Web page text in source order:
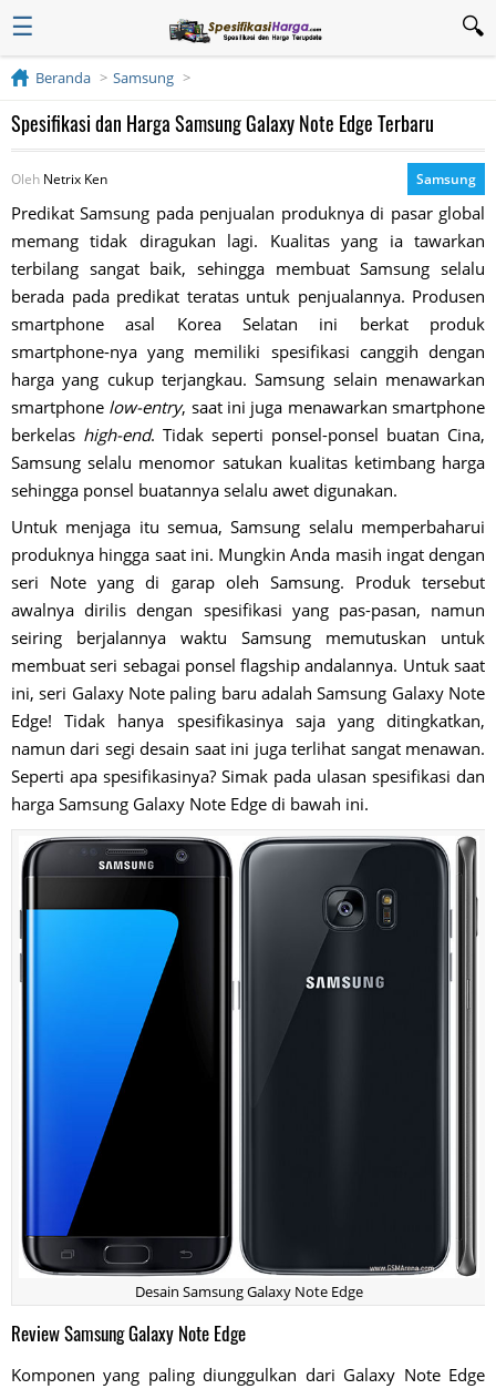
☰
Beranda Samsung
Spesifikasi dan Harga Samsung Galaxy Note Edge Terbaru
Oleh Netrix Ken Samsung
Predikat Samsung pada penjualan produknya di pasar global
memang tidak diragukan lagi. Kualitas yang ia tawarkan
terbilang sangat baik, sehingga membuat Samsung selalu
berada pada predikat teratas untuk penjualannya. Produsen
smartphone asal Korea Selatan ini berkat produk
smartphone-nya yang memiliki spesifikasi canggih dengan
harga yang cukup terjangkau. Samsung selain menawarkan
smartphone low-entry, saat ini juga menawarkan smartphone
berkelas high-end. Tidak seperti ponsel-ponsel buatan Cina,
Samsung selalu menomor satukan kualitas ketimbang harga
sehingga ponsel buatannya selalu awet digunakan.
Untuk menjaga itu semua, Samsung selalu memperbaharui
produknya hingga saat ini. Mungkin Anda masih ingat dengan
seri Note yang di garap oleh Samsung. Produk tersebut
awalnya dirilis dengan spesifikasi yang pas-pasan, namun
seiring berjalannya waktu Samsung memutuskan untuk
membuat seri sebagai ponsel flagship andalannya. Untuk saat
ini, seri Galaxy Note paling baru adalah Samsung Galaxy Note
Edge! Tidak hanya spesifikasinya saja yang ditingkatkan,
namun dari segi desain saat ini juga terlihat sangat menawan.
Seperti apa spesifikasinya? Simak pada ulasan spesifikasi dan
harga Samsung Galaxy Note Edge di bawah ini.
Desain Samsung Galaxy Note Edge
Review Samsung Galaxy Note Edge
Komponen yang paling diunggulkan dari Galaxy Note Edge